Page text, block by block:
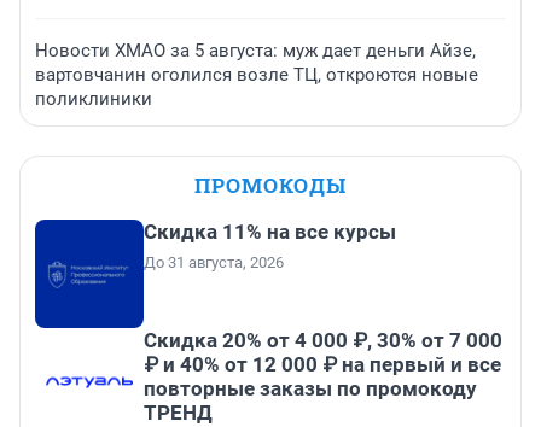
Новости ХМАО за 5 августа: муж дает деньги Айзе,
вартовчанин оголился возле ТЦ, откроются новые
поликлиники
ПРОМОКОДЫ
Скидка 11% на все курсы
До 31 августа, 2026
Скидка 20% от 4 000 ₽, 30% от 7 000
₽ и 40% от 12 000 ₽ на первый и все
повторные заказы по промокоду
ТРЕНД